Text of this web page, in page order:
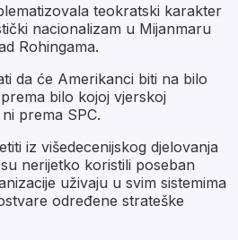
teokratski karakter
nacionalizam u Mijanmaru
Rohingama.
da će Amerikanci biti na bilo
bilo kojoj vjerskoj
prema SPC.
iz višedecenijskog djelovanja
nerijetko koristili poseban
uživaju u svim sistemima
određene strateške